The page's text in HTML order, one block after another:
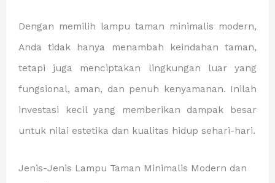
Dengan memilih lampu taman minimalis modern,
Anda tidak hanya menambah keindahan taman,
tetapi juga menciptakan lingkungan luar yang
fungsional, aman, dan penuh kenyamanan. Inilah
investasi kecil yang memberikan dampak besar
untuk nilai estetika dan kualitas hidup sehari-hari.
Jenis-Jenis Lampu Taman Minimalis Modern dan